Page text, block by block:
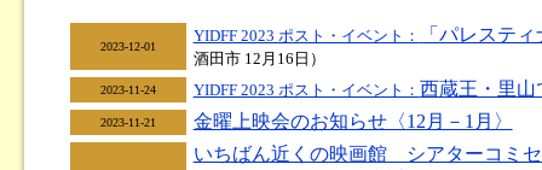
2023-12-01
YIDFF 2023 ポスト・イベント： 「パレステ
酒田市 12月16日）
2023-11-24 YIDFF 2023 ポスト・イベント： 西蔵王・里山
2023-11-21 金曜上映会のお知らせ〈12月－1月〉
いちばん近くの映画館 シアターコミ